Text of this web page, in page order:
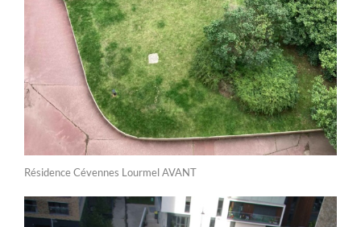
Résidence Cévennes Lourmel AVANT